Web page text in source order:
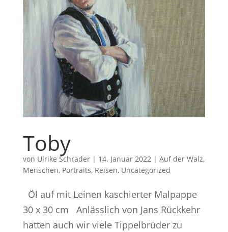
Toby
von Ulrike Schrader| 14. Januar 2022| Auf der Walz,
Menschen, Portraits, Reisen, Uncategorized
Öl auf mit Leinen kaschierter Malpappe
30 x 30 cm Anlässlich von Jans Rückkehr
hatten auch wir viele Tippelbrüder zu